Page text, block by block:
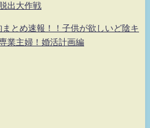
出大作戦
とめ速報！！子供が欲しいど陰キ
業主婦！婚活計画編